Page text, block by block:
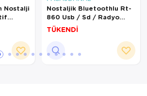
Nostalji
Ses
Nostaljik Bluetoothlu Rt-
860 Usb / Sd / Radyo
Müzik Kutusu
TÜKENDİ